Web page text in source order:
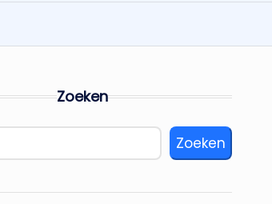
Zoeken
Zoeken